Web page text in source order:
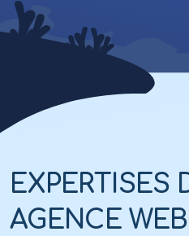
EXPERTISES
AGENCE WEB